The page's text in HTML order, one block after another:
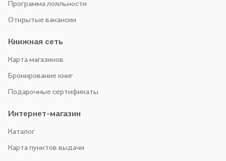
Программа лояльности
Открытые вакансии
Книжная сеть
Карта магазинов
Бронирование книг
Подарочные сертификаты
Интернет-магазин
Каталог
Карта пунктов выдачи